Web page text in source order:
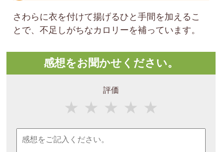
さわらに衣を付けて揚げるひと手間を加えるこ
とで、不足しがちなカロリーを補っています。
感想をお聞かせください。
評価
★
★
★
★
★